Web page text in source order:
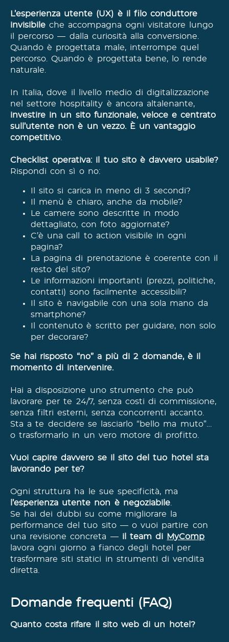
L’esperienza utente (UX) è il filo conduttore
invisibile che accompagna ogni visitatore lungo
il percorso — dalla curiosità alla conversione.
Quando è progettata male, interrompe quel
percorso. Quando è progettata bene, lo rende
naturale.
In Italia, dove il livello medio di digitalizzazione
nel settore hospitality è ancora altalenante,
investire in un sito funzionale, veloce e centrato
sull’utente non è un vezzo. È un vantaggio
competitivo
Checklist operativa: il tuo sito è davvero usabile?
Rispondi con sì o no:
Il sito si carica in meno di 3 secondi?
Il menù è chiaro, anche da mobile?
Le camere sono descritte in modo
dettagliato, con foto aggiornate?
C’è una call to action visibile in ogni
pagina?
La pagina di prenotazione è coerente con il
resto del sito?
Le informazioni importanti (prezzi, politiche,
contatti) sono facilmente accessibili?
Il sito è navigabile con una sola mano da
smartphone?
Il contenuto è scritto per guidare, non solo
per decorare?
Se hai risposto “no” a più di 2 domande, è il
momento di intervenire.
Hai a disposizione uno strumento che può
lavorare per te 24/7, senza costi di commissione,
senza filtri esterni, senza concorrenti accanto.
Sta a te decidere se lasciarlo “bello ma muto”…
o trasformarlo in un vero motore di profitto.
Vuoi capire davvero se il sito del tuo hotel sta
lavorando per te?
Ogni struttura ha le sue specificità, ma
l’esperienza utente non è negoziabile.
Se hai dei dubbi su come migliorare la
performance del tuo sito — o vuoi partire con
una revisione concreta — il team di
MyComp
lavora ogni giorno a fianco degli hotel per
trasformare siti statici in strumenti di vendita
diretta.
Domande frequenti (FAQ)
Quanto costa rifare il sito web di un hotel?